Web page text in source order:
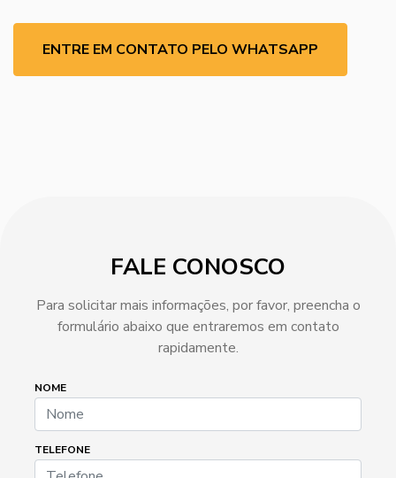
ENTRE EM CONTATO PELO WHATSAPP
FALE CONOSCO
Para solicitar mais informações, por favor, preencha o
formulário abaixo que entraremos em contato
rapidamente.
NOME
TELEFONE